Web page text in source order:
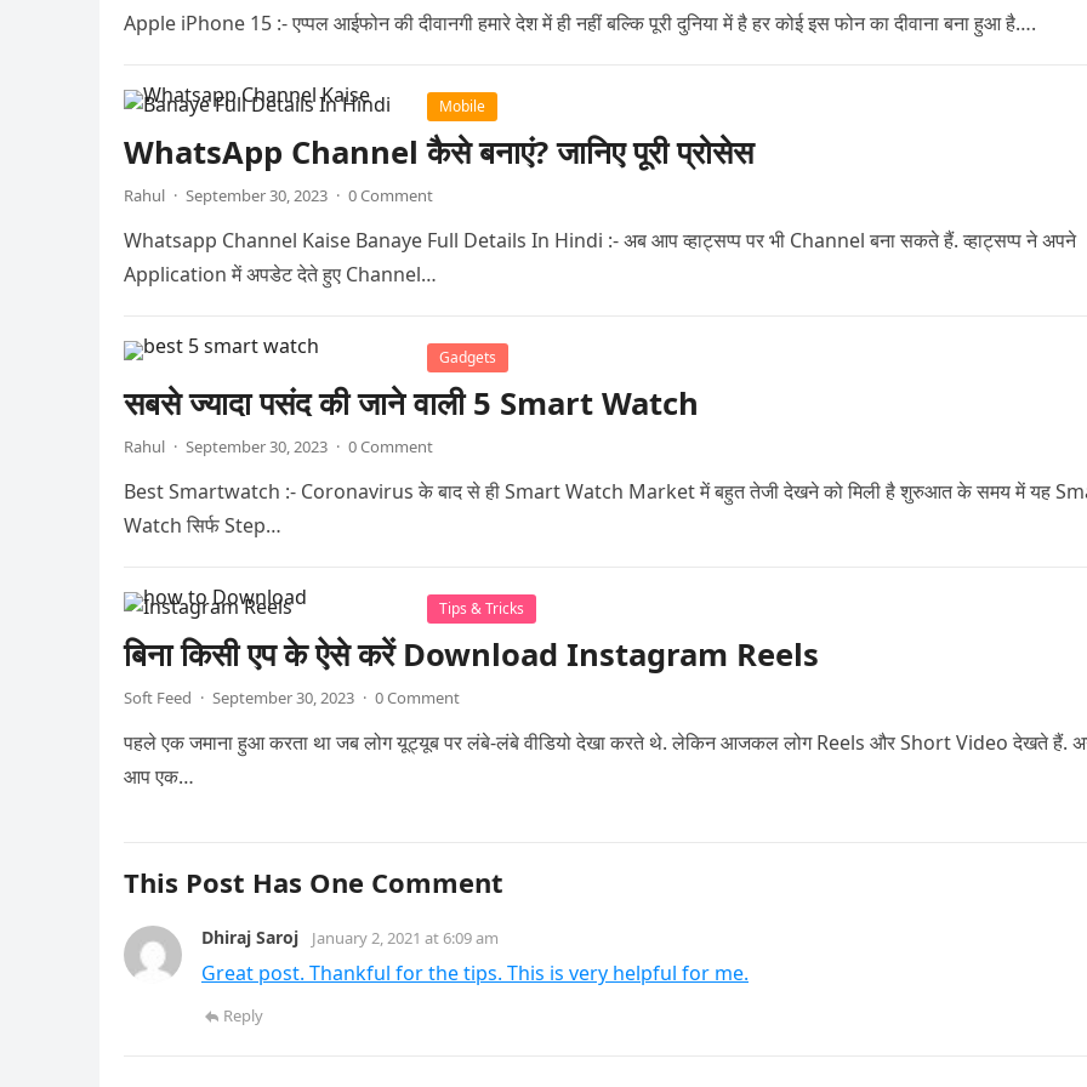
Apple iPhone 15 :- एप्पल आईफोन की दीवानगी हमारे देश में ही नहीं बल्कि पूरी दुनिया में है हर कोई इस फोन का दीवाना बना हुआ है….
Mobile
WhatsApp Channel कैसे बनाएं? जानिए पूरी प्रोसेस
Rahul · September 30, 2023 · 0 Comment
Whatsapp Channel Kaise Banaye Full Details In Hindi :- अब आप व्हाट्सप्प पर भी Channel बना सकते हैं. व्हाट्सप्प ने अपने
Application में अपडेट देते हुए Channel…
Gadgets
सबसे ज्यादा पसंद की जाने वाली 5 Smart Watch
Rahul · September 30, 2023 · 0 Comment
Best Smartwatch :- Coronavirus के बाद से ही Smart Watch Market में बहुत तेजी देखने को मिली है शुरुआत के समय में यह
Watch सिर्फ Step…
Tips & Tricks
बिना किसी एप के ऐसे करें Download Instagram Reels
Soft Feed · September 30, 2023 · 0 Comment
पहले एक जमाना हुआ करता था जब लोग यूट्यूब पर लंबे-लंबे वीडियो देखा करते थे. लेकिन आजकल लोग Reels और Short Video देखते हैं.
आप एक…
This Post Has One Comment
Dhiraj Saroj January 2, 2021 at 6:09 am
Great post. Thankful for the tips. This is very helpful for me.
Reply